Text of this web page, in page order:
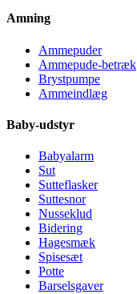
Amning
Ammepuder
Ammepude-betræk
Brystpumpe
Ammeindlæg
Baby-udstyr
Babyalarm
Sut
Sutteflasker
Suttesnor
Nusseklud
Bidering
Hagesmæk
Spisesæt
Potte
Barselsgaver